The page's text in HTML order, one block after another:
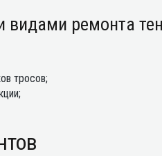
ремонта
тросов;